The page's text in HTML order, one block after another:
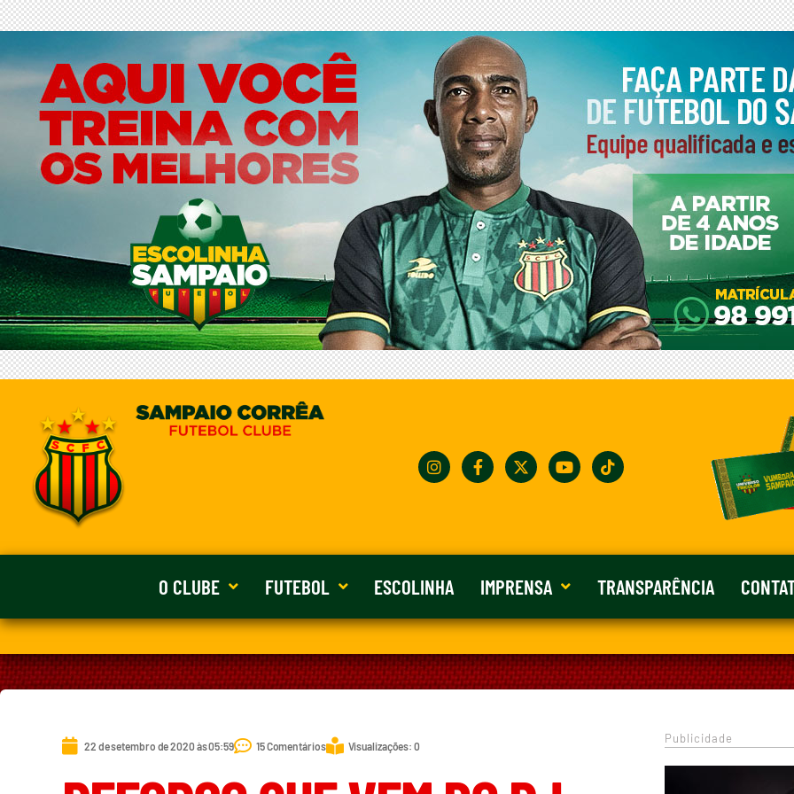
O CLUBE FUTEBOL ESCOLINHA IMPRENSA TRANSPARÊNCIA
22 de setembro de 2020 às 05:59 15 Comentários Visualizações: 0
Publicidade